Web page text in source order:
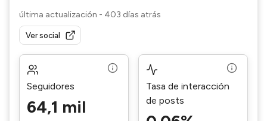
última actualización - 403 días atrás
Ver social
Seguidores
64,1 mil
Tasa de interacción
de posts